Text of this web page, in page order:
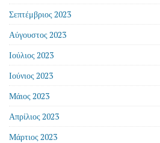
Σεπτέμβριος 2023
Αύγουστος 2023
Ιούλιος 2023
Ιούνιος 2023
Μάιος 2023
Απρίλιος 2023
Μάρτιος 2023